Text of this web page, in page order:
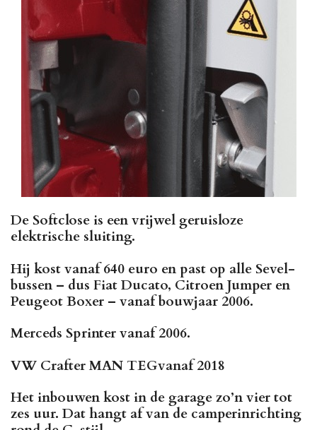
De Softclose is een vrijwel geruisloze
elektrische sluiting.
Hij kost vanaf 640 euro en past op alle Sevel-
bussen – dus Fiat Ducato, Citroen Jumper en
Peugeot Boxer – vanaf bouwjaar 2006.
Merceds Sprinter vanaf 2006.
VW Crafter MAN TEGvanaf 2018
Het inbouwen kost in de garage zo’n vier tot
zes uur. Dat hangt af van de camperinrichting